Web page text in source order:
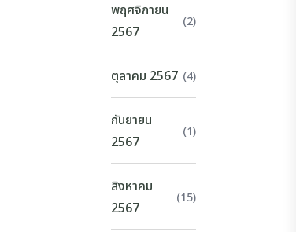
พฤศจิกายน
2567
(2)
ตุลาคม 2567 (4)
กันยายน
2567
(1)
สิงหาคม
2567
(15)